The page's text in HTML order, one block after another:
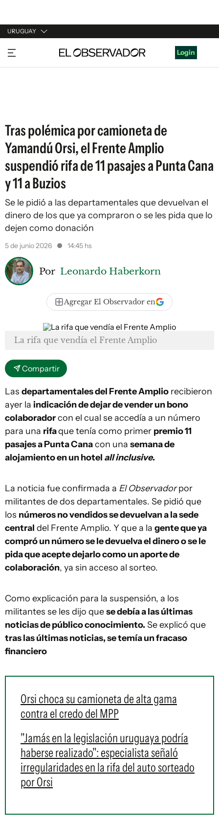
URUGUAY
URUGUAY
ARGENTINA
Login
Tras polémica por camioneta de
Yamandú Orsi, el Frente Amplio
suspendió rifa de 11 pasajes a Punta Cana
y 11 a Buzios
Se le pidió a las departamentales que devuelvan el
dinero de los que ya compraron o se les pida que lo
dejen como donación
5 de junio 2026 14:45 hs
Por Leonardo Haberkorn
Agregar El Observador en
La rifa que vendía el Frente Amplio
Compartir
Las departamentales del Frente Amplio recibieron
ayer la indicación de dejar de vender un bono
colaboradorcon el cual se accedía a un número
para una rifaque tenía como primer premio 11
pasajes a Punta Canacon una semana de
alojamiento en un hotel all inclusive.
La noticia fue confirmada a El Observadorpor
militantes de dos departamentales. Se pidió que
los números no vendidos se devuelvan a la sede
central del Frente Amplio. Y que a la gente que ya
compró un número se le devuelva el dinero o se le
pida que acepte dejarlo como un aporte de
colaboración, ya sin acceso al sorteo.
Como explicación para la suspensión, a los
militantes se les dijo quese debía a las últimas
noticias de público conocimiento. Se explicó que
tras las últimas noticias, se temía un fracaso
financiero
Orsi choca su camioneta de alta gama
contra el credo del MPP
"Jamás en la legislación uruguaya podría
haberse realizado": especialista señaló
irregularidades en la rifa del auto sorteado
por Orsi